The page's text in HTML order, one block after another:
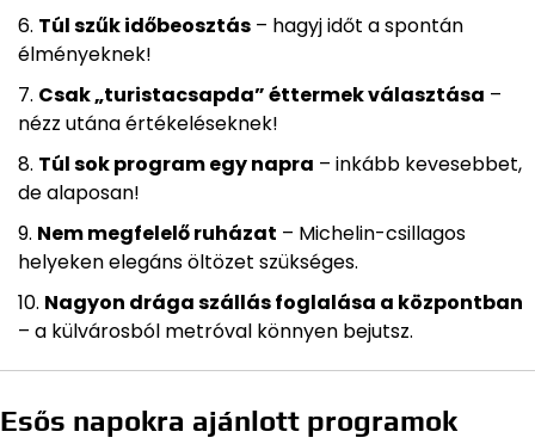
Túl szűk időbeosztás – hagyj időt a spontán
élményeknek!
Csak „turistacsapda” éttermek választása –
nézz utána értékeléseknek!
Túl sok program egy napra – inkább kevesebbet,
de alaposan!
Nem megfelelő ruházat – Michelin-csillagos
helyeken elegáns öltözet szükséges.
Nagyon drága szállás foglalása a központban
– a külvárosból metróval könnyen bejutsz.
Esős napokra ajánlott programok